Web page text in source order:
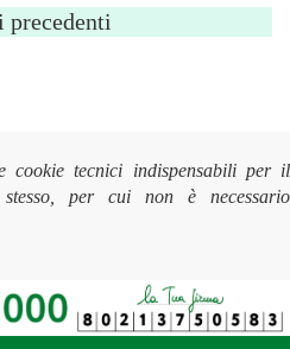
precedenti
cookie tecnici indispensabili per il
stesso, per cui non è necessario